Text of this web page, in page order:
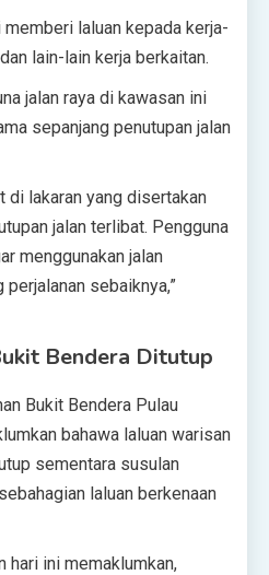
memberi laluan kepada kerja-
lain-lain kerja berkaitan.
jalan raya di kawasan ini
sepanjang penutupan jalan
di lakaran yang disertakan
jalan terlibat. Pengguna
menggunakan jalan
sebaiknya,”
Bendera Ditutup
Bukit Bendera Pulau
bahawa laluan warisan
sementara susulan
laluan berkenaan
hari ini memaklumkan,